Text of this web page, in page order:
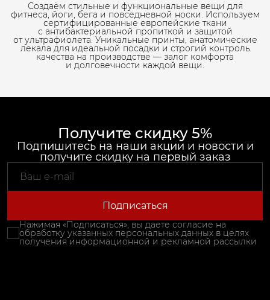
Создаём стильные и функциональные вещи для
фитнеса, йоги, бега и повседневной носки. Используем
сертифицированные европейские ткани
с антибактериальной пропиткой и защитой
от ультрафиолета. Уникальные принты, анатомические
лекала для идеальной посадки и строгий контроль
качества на производстве — залог комфорта
и долговечности каждой вещи.
Получите скидку 5%
Подпишитесь на наши акции и новости и
получите скидку на первый заказ
Подписаться
Нажимая «Подписаться», вы даете согласие на
обработку указанных персональных данных в целях
получения информационной и рекламной рассылки